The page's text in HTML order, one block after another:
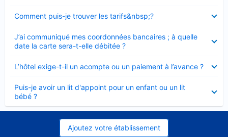
Comment puis-je trouver les tarifs&nbsp;?
fermé
J’ai communiqué mes coordonnées bancaires ; à quelle
date la carte sera-t-elle débitée ?
fermé
L’hôtel exige-t-il un acompte ou un paiement à l’avance ?
fermé
Puis-je avoir un lit d'appoint pour un enfant ou un lit
bébé ?
fermé
Ajoutez votre établissement